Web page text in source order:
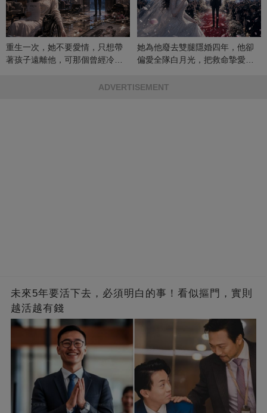
重生一次，她不要愛情，只想帶
著孩子遠離他，可那個曾經冷漠
她為他廢去雙腿隱婚四年，他卻
偏愛全隊白月光，把救命摯愛當
ADVERTISEMENT
未來5年要活下去，必須明白的事！​看似摳門，實則
越活越有錢